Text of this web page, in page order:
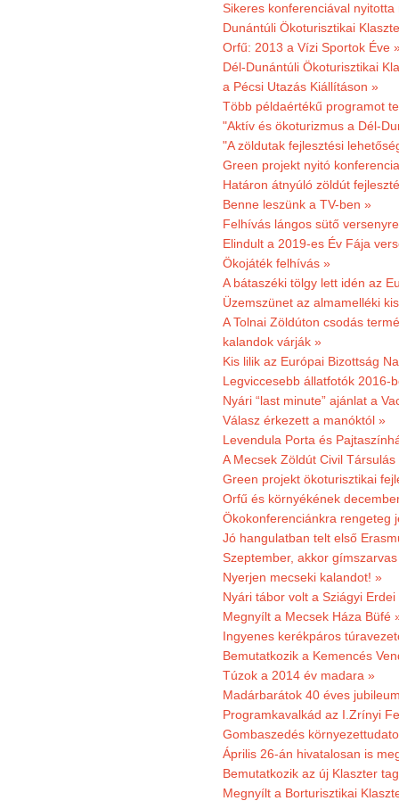
Sikeres konferenciával
Dunántúli Ökoturisztikai
Orfű: 2013 a Vízi Sportok Éve
Dél-Dunántúli Ökoturisztikai
a Pécsi Utazás Kiállításon »
Több példaértékű programot
"Aktív és ökoturizmus a Dél-
"A zöldutak fejlesztési
Green projekt nyitó
Határon átnyúló zöldút
Benne leszünk a TV-ben »
Felhívás lángos sütő
Elindult a 2019-es Év Fája
Ökojáték felhívás »
A bátaszéki tölgy lett idén az
Üzemszünet az almamelléki
A Tolnai Zöldúton csodás
kalandok várják »
Kis lilik az Európai Bizottság
Legviccesebb állatfotók 2016-
Nyári “last minute” ajánlat a
Válasz érkezett a manóktól »
Levendula Porta és
A Mecsek Zöldút Civil
Green projekt ökoturisztikai
Orfű és környékének
Ökokonferenciánkra rengeteg
Jó hangulatban telt első
Szeptember, akkor
Nyerjen mecseki kalandot! »
Nyári tábor volt a Sziágyi
Megnyílt a Mecsek Háza Büfé
Ingyenes kerékpáros
Bemutatkozik a Kemencés
Túzok a 2014 év madara »
Madárbarátok 40 éves
Programkavalkád az I.Zrínyi
Gombaszedés
Április 26-án hivatalosan is
Bemutatkozik az új Klaszter
Megnyílt a Borturisztikai